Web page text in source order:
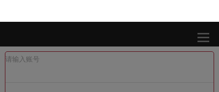
请输入账号